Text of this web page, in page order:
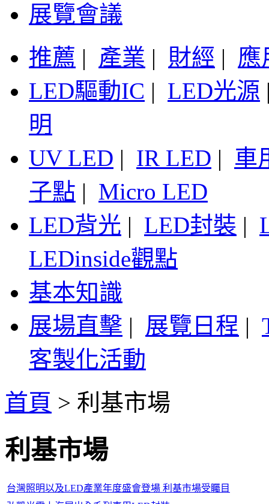
展覽會議
推薦 | 產業 | 財經 | 應
LED驅動IC | LED光源
明
UV LED | IR LED | 車
子點 | Micro LED
LED背光 | LED封裝 |
LEDinside觀點
基本知識
展場直擊 | 展覽日程 |
客製化活動
首頁 > 利基市場
利基市場
台灣照明以及LED產業年度盛會登場 利基市場受矚目